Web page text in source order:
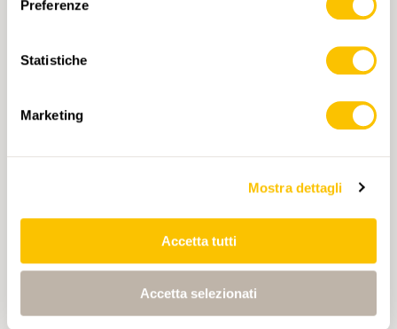
Preferenze
Statistiche
Marketing
Mostra dettagli
Accetta tutti
Accetta selezionati
Intragna, villaggio nella Centovalli, dove 200
carico, che da qui avrebbe trovato la sua strada
POINT DE DÉPART
Depuis la gare de St-Gingolph
Randonnée à travers la châtaigneraie en cours